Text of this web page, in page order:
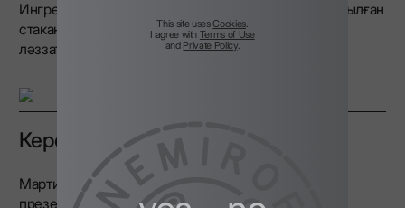
This site usesCookies.
I agree with Terms of Use
and Private Policy.
Ингредиенттерді араластырыңыз және салқындатылған
стаканға сүзіңіз. Коктейльді зәйтүнмен безендіріп,
ләззат алыңыз.
Керемет гарнир
Мартини арағын ұсынуға келетін болсақ, тамаша
презентация маңызды: